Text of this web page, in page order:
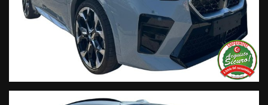
• Si precisa che le informazioni contenute negli annunci
online e nel proprio sito web sono state compilate con cura
affinché siano il più complete e precise; tuttavia possono
contenere errori e omissioni. Si declina ogni responsabilità
per eventuali involontarie incongruenze che non
rappresentano un impegno contrattuale.